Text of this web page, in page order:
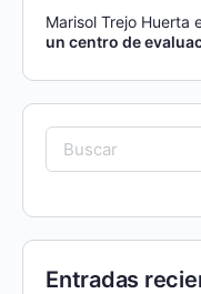
Marisol Trejo Huerta
un centro de
Entradas